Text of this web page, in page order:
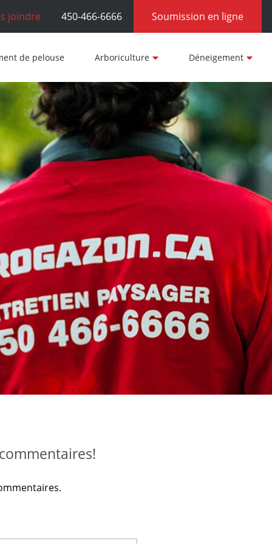
de pelouse Arboriculture Déneigement
joindre 450-466-6666 Soumission en ligne